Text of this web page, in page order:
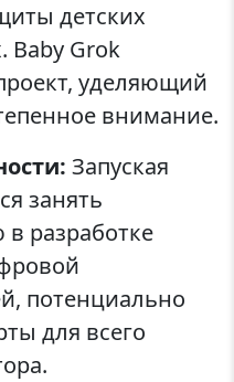
детских
Baby Grok
уделяющий
внимание.
Запуская
занять
разработке
потенциально
для всего